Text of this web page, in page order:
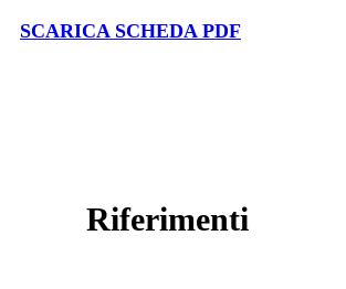
SCARICA SCHEDA PDF
Riferimenti